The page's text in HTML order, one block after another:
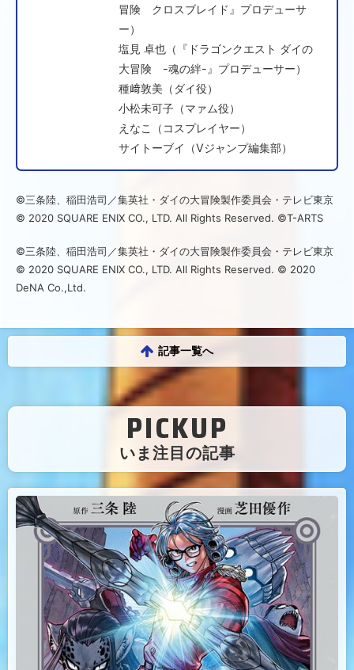
冒険 クロスブレイド』プロデューサ
ー）
塩見 卓也（『ドラゴンクエスト ダイの
大冒険 -魂の絆-』プロデューサー）
種﨑敦美（ダイ役）
小松未可子（マァム役）
えなこ（コスプレイヤー）
サイトーブイ（Vジャンプ編集部）
©三条陸、稲田浩司／集英社・ダイの大冒険製作委員会・テレビ東京
© 2020 SQUARE ENIX CO., LTD. All Rights Reserved. ©T-ARTS
©三条陸、稲田浩司／集英社・ダイの大冒険製作委員会・テレビ東京
© 2020 SQUARE ENIX CO., LTD. All Rights Reserved. © 2020
DeNA Co.,Ltd.
記事一覧へ
PICKUP
いま注目の記事
）